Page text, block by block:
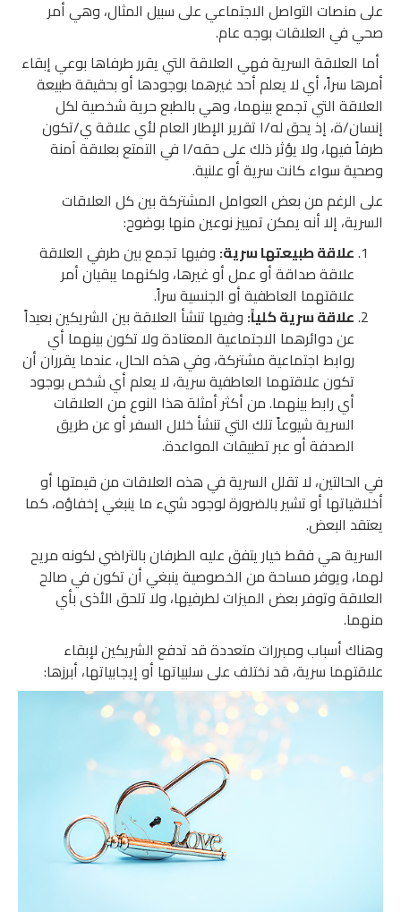
على منصات التواصل الاجتماعي على سبيل المثال، وهي أمر
صحي في العلاقات بوجه عام.
أما العلاقة السرية فهي العلاقة التي يقرر طرفاها بوعي إبقاء
أمرها سراً، أي لا يعلم أحد غيرهما بوجودها أو بحقيقة طبيعة
العلاقة التي تجمع بينهما، وهي بالطبع حرية شخصية لكل
إنسان/ة، إذ يحق له/ا تقرير الإطار العام لأي علاقة ي/تكون
طرفاً فيها، ولا يؤثر ذلك على حقه/ا في التمتع بعلاقة آمنة
وصحية سواء كانت سرية أو علنية.
على الرغم من بعض العوامل المشتركة بين كل العلاقات
السرية، إلا أنه يمكن تمييز نوعين منها بوضوح:
علاقة طبيعتها سرية: وفيها تجمع بين طرفي العلاقة
علاقة صداقة أو عمل أو غيرها، ولكنهما يبقيان أمر
علاقتهما العاطفية أو الجنسية سراً.
علاقة سرية كلياً: وفيها تنشأ العلاقة بين الشريكين بعيداً
عن دوائرهما الاجتماعية المعتادة ولا تكون بينهما أي
روابط اجتماعية مشتركة، وفي هذه الحال، عندما يقرران أن
تكون علاقتهما العاطفية سرية، لا يعلم أي شخص بوجود
أي رابط بينهما. من أكثر أمثلة هذا النوع من العلاقات
السرية شيوعاً تلك التي تنشأ خلال السفر أو عن طريق
الصدفة أو عبر تطبيقات المواعدة.
في الحالتين، لا تقلل السرية في هذه العلاقات من قيمتها أو
أخلاقياتها أو تشير بالضرورة لوجود شيء ما ينبغي إخفاؤه، كما
يعتقد البعض.
السرية هي فقط خيار يتفق عليه الطرفان بالتراضي لكونه مريح
لهما، ويوفر مساحة من الخصوصية ينبغي أن تكون في صالح
العلاقة وتوفر بعض الميزات لطرفيها، ولا تلحق الأذى بأي
منهما.
وهناك أسباب ومبررات متعددة قد تدفع الشريكين لإبقاء
علاقتهما سرية، قد نختلف على سلبياتها أو إيجابياتها، أبرزها: